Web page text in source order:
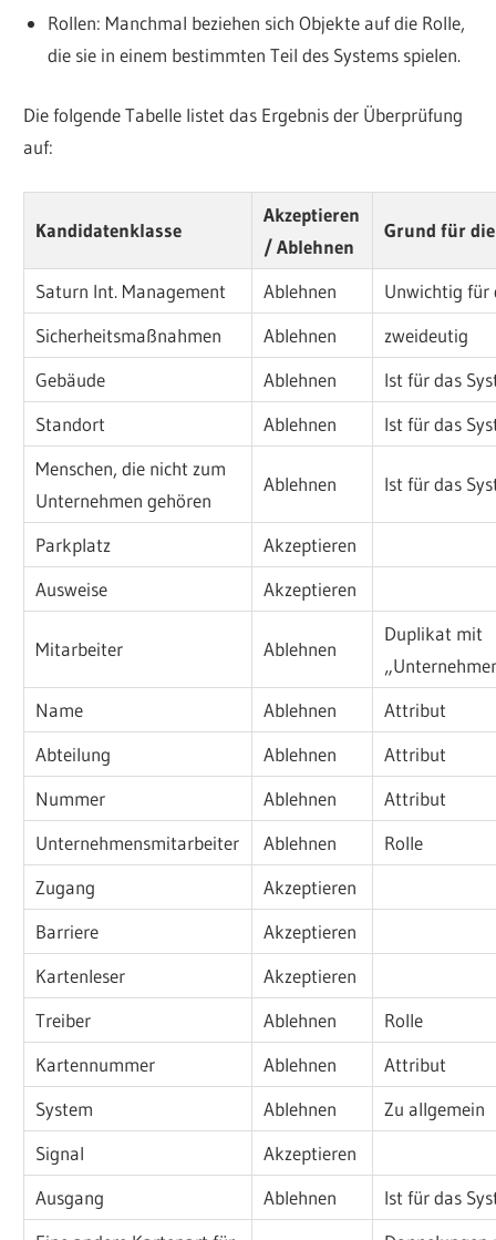
Rollen: Manchmal beziehen sich Objekte auf die Rolle,
die sie in einem bestimmten Teil des Systems spielen.
Die folgende Tabelle listet das Ergebnis der Überprüfung
auf:
Kandidatenklasse
Akzeptieren
/ Ablehnen
Grund für
Saturn Int. Management Ablehnen
Unwichtig für
Sicherheitsmaßnahmen
Ablehnen
zweideutig
Gebäude
Ablehnen
Ist für das
Standort
Ablehnen
Ist für das
Menschen, die nicht zum
Unternehmen gehören
Ablehnen Ist für das
Parkplatz
Akzeptieren
Ausweise
Akzeptieren
Mitarbeiter Ablehnen
Duplikat mit
Name
Ablehnen
Attribut
Abteilung
Ablehnen
Attribut
Nummer
Ablehnen
Attribut
Unternehmensmitarbeiter
Ablehnen
Rolle
Zugang
Akzeptieren
Barriere
Akzeptieren
Kartenleser
Akzeptieren
Treiber
Ablehnen
Rolle
Kartennummer
Ablehnen
Attribut
System
Ablehnen
Zu allgemein
Signal
Akzeptieren
Ausgang
Ablehnen
Ist für das